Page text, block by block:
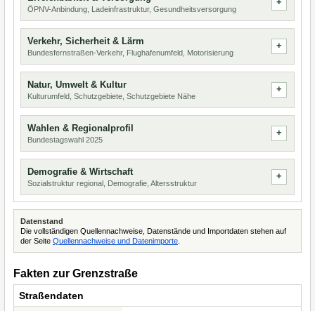
ÖPNV-Anbindung, Ladeinfrastruktur, Gesundheitsversorgung
Verkehr, Sicherheit & Lärm
Bundesfernstraßen-Verkehr, Flughafenumfeld, Motorisierung
Natur, Umwelt & Kultur
Kulturumfeld, Schutzgebiete, Schutzgebiete Nähe
Wahlen & Regionalprofil
Bundestagswahl 2025
Demografie & Wirtschaft
Sozialstruktur regional, Demografie, Altersstruktur
Datenstand
Die vollständigen Quellennachweise, Datenstände und Importdaten stehen auf
der Seite Quellennachweise und Datenimporte
Fakten zur Grenzstraße
Straßendaten